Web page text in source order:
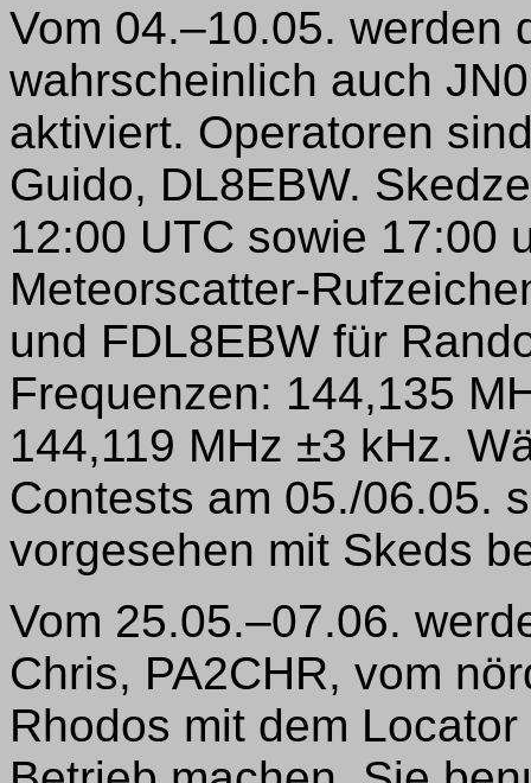
Vom 04.–10.05. werden
wahrscheinlich auch
aktiviert. Operatoren
Guido, DL8EBW.
12:00 UTC sowie 17:00
Meteorscatter-
und FDL8EBW für
Frequenzen: 144,135
144,119 MHz ±3 kHz.
Contests am 05./06.05.
vorgesehen mit Skeds
Vom 25.05.–07.06.
Chris, PA2CHR, vom
Rhodos mit dem